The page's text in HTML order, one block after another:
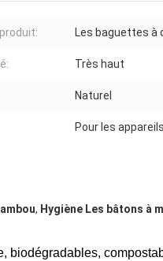
Les baguettes à
Très haut
Naturel
Pour les
, Hygiène Les bâtons à
biodégradables,